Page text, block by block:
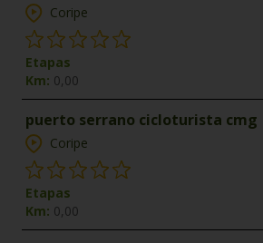
Coripe
Etapas
Km: 0,00
puerto serrano cicloturista cmg
Coripe
Etapas
Km: 0,00